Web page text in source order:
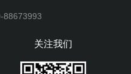
88673993
关注我们